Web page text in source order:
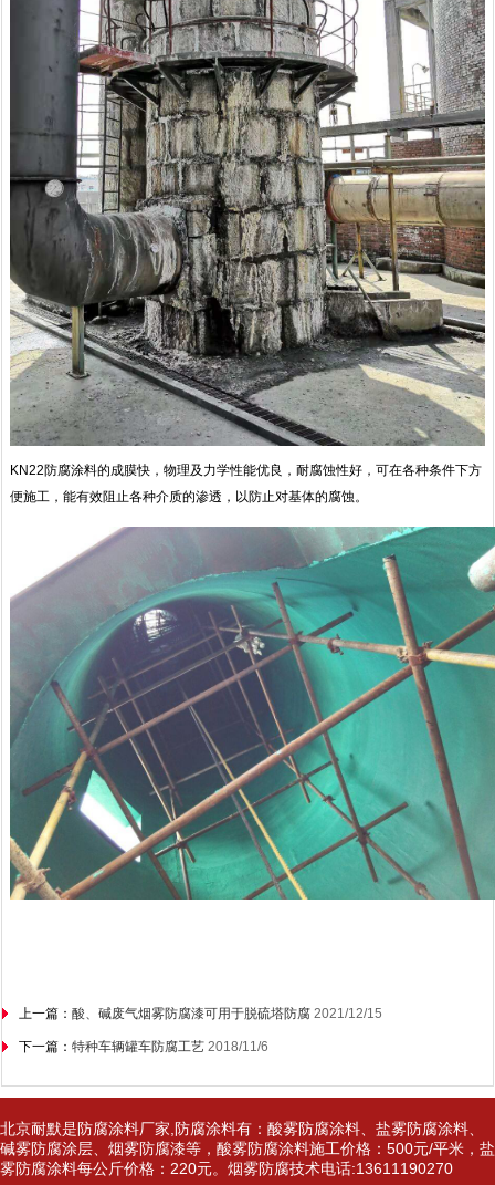
KN22防腐涂料的成膜快，物理及力学性能优良，耐腐蚀性好，可在各种条件下方
便施工，能有效阻止各种介质的渗透，以防止对基体的腐蚀。
上一篇：酸、碱废气烟雾防腐漆可用于脱硫塔防腐 2021/12/15
下一篇：特种车辆罐车防腐工艺 2018/11/6
北京耐默是防腐涂料厂家,防腐涂料有：酸雾防腐涂料、盐雾防腐涂料、
碱雾防腐涂层、烟雾防腐漆等，酸雾防腐涂料施工价格：500元/平米，盐
雾防腐涂料每公斤价格：220元。烟雾防腐技术电话:13611190270